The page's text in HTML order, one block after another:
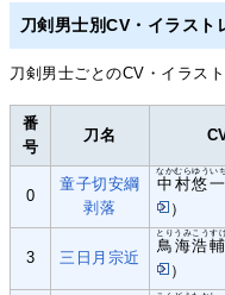
刀剣男士別CV・イラス
刀剣男士ごとのCV・イラス
番
号
刀名
0
童子切安綱
剥落
中村悠一
なかむらゆういち
）
3 三日月宗近
鳥海浩輔
とりうみこうす
）